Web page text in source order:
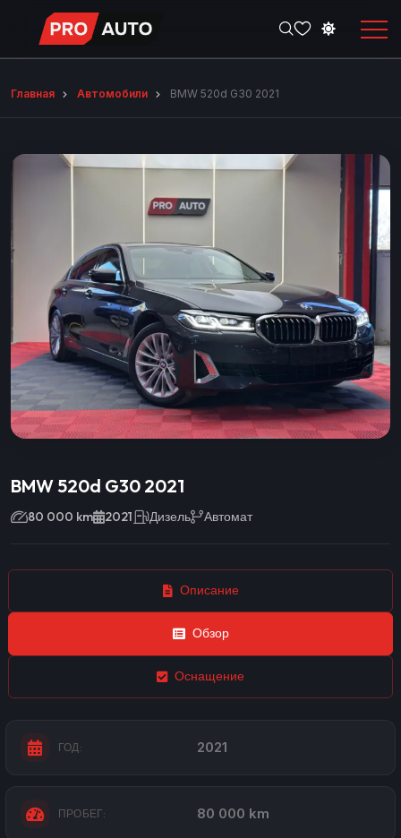
Главная Автомобили BMW 520d G30 2021
BMW 520d G30 2021
80 000 km 2021 Дизель Автомат
Описание
Обзор
Оснащение
ГОД: 2021
ПРОБЕГ: 80 000 km